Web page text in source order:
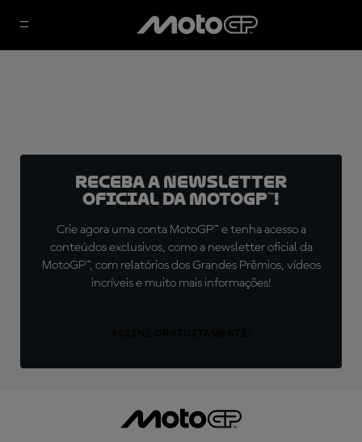
Receba a newsletter
oficial da MotoGP™!
Crie agora uma conta MotoGP™ e tenha acesso a
conteúdos exclusivos, como a newsletter oficial da
MotoGP™, com relatórios dos Grandes Prêmios, vídeos
incríveis e muito mais informações!